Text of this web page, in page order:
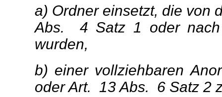
a) Ordner einsetzt, die von
Abs. 4 Satz 1 oder
wurden,
b) einer vollziehbaren
oder Art. 13 Abs. 6 Satz 2